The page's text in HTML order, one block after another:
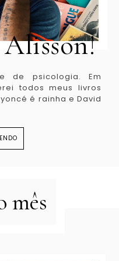
de psicologia. Em
todos meus livros
é rainha e David
mês